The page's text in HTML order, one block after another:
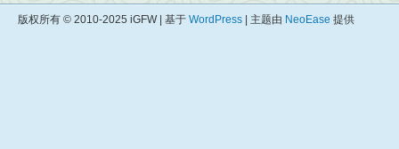
版权所有 © 2010-2025 iGFW | 基于 WordPress | 主题由 NeoEase 提供